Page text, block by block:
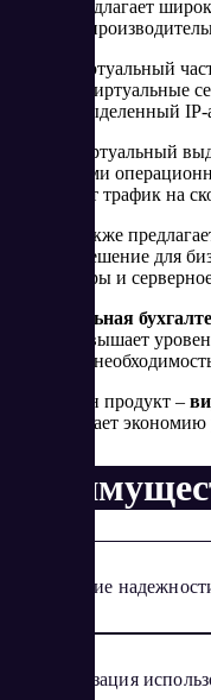
Vmlab предлагает
высокую
(виртуальный
сервере. Виртуальные
Мбит/с, выделенный IP-
(виртуальный
различными
предлагает трафик на
- Vmlab также
удобное решение для
компьютеры и
- Виртуальная
сервер повышает
устраняет
- Еще один продукт –
обеспечивает
Сочетание
Оптимизация